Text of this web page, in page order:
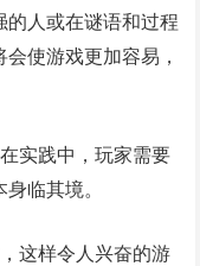
的人或在谜语和过程
使游戏更加容易，
实践中，玩家需要
临其境。
这样令人兴奋的游